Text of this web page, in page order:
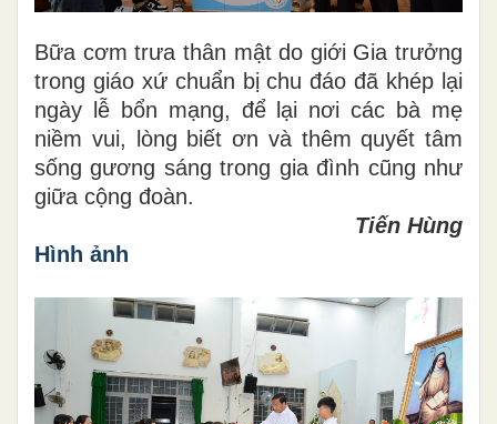
Bữa cơm trưa thân mật do giới Gia trưởng
trong giáo xứ chuẩn bị chu đáo đã khép lại
ngày lễ bổn mạng, để lại nơi các bà mẹ
niềm vui, lòng biết ơn và thêm quyết tâm
sống gương sáng trong gia đình cũng như
giữa cộng đoàn.
Tiến Hùng
Hình ảnh